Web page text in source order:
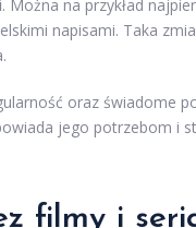
. Można na przykład
napisami. Taka
oraz świadome
jego potrzebom i
filmy i